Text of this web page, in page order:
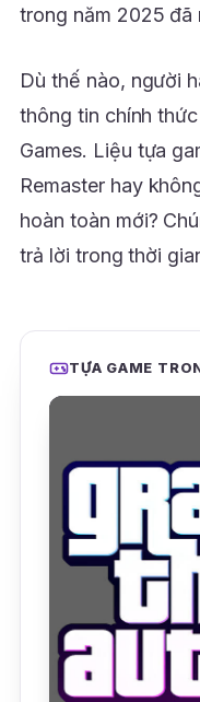
trong năm 2025 đã
Dù thế nào, người
thông tin chính
Games. Liệu tựa
Remaster hay
hoàn toàn mới?
trả lời trong thời
TỰA GAME